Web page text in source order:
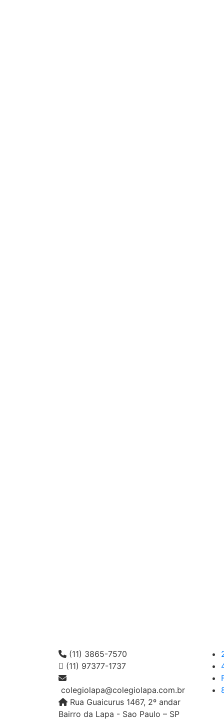
(11) 3865-7570
(11) 97377-1737
colegiolapa@colegiolapa.com.br
Rua Guaicurus 1467, 2º andar
Bairro da Lapa - Sao Paulo – SP